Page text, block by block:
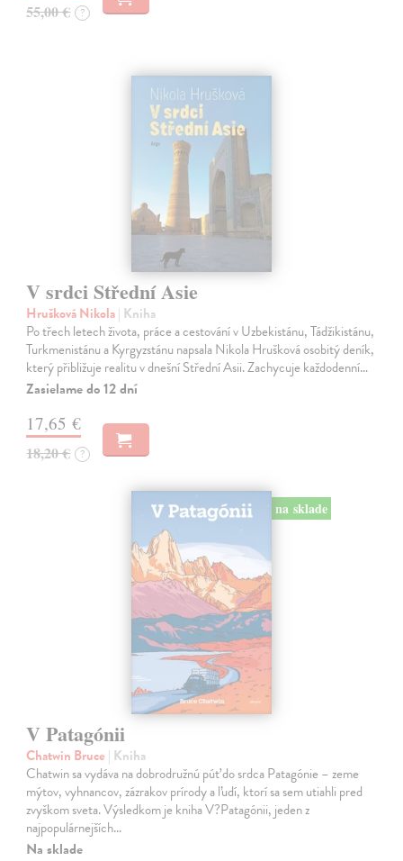
55,00 € ?
V srdci Střední Asie
Hrušková Nikola| Kniha
Po třech letech života, práce a cestování v Uzbekistánu, Tádžikistánu,
Turkmenistánu a Kyrgyzstánu napsala Nikola Hrušková osobitý deník,
který přibližuje realitu v dnešní Střední Asii. Zachycuje každodenní…
Zasielame do 12 dní
17,65 €
18,20 € ?
na sklade
V Patagónii
Chatwin Bruce | Kniha
Chatwin sa vydáva na dobrodružnú púť do srdca Patagónie – zeme
mýtov, vyhnancov, zázrakov prírody a ľudí, ktorí sa sem utiahli pred
zvyškom sveta. Výsledkom je kniha V?Patagónii, jeden z
najpopulárnejších…
Na sklade